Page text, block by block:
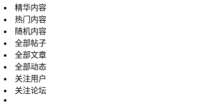
精华内容
热门内容
随机内容
全部帖子
全部文章
全部动态
关注用户
关注论坛